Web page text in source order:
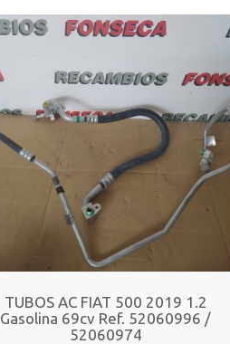
TUBOS AC FIAT 500 2019 1.2
Gasolina 69cv Ref. 52060996 /
52060974